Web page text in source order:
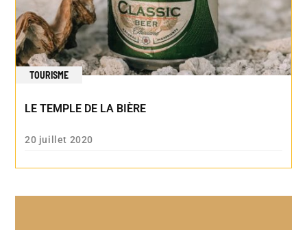
TOURISME
LE TEMPLE DE LA BIÈRE
20 juillet 2020